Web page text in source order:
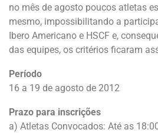
no mês de agosto poucos atletas
mesmo, impossibilitando a
Ibero Americano e HSCF e,
das equipes, os critérios ficaram
Período
16 a 19 de agosto de 2012
Prazo para inscrições
a) Atletas Convocados: Até as